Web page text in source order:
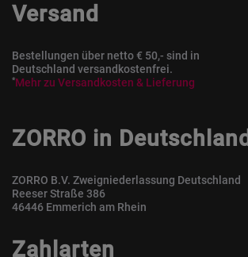
Versand
Bestellungen über netto € 50,- sind in
Deutschland versandkostenfrei.
*Mehr zu Versandkosten & Lieferung
ZORRO in Deutschland
ZORRO B.V. Zweigniederlassung Deutschland
Reeser Straße 386
46446 Emmerich am Rhein
Zahlarten